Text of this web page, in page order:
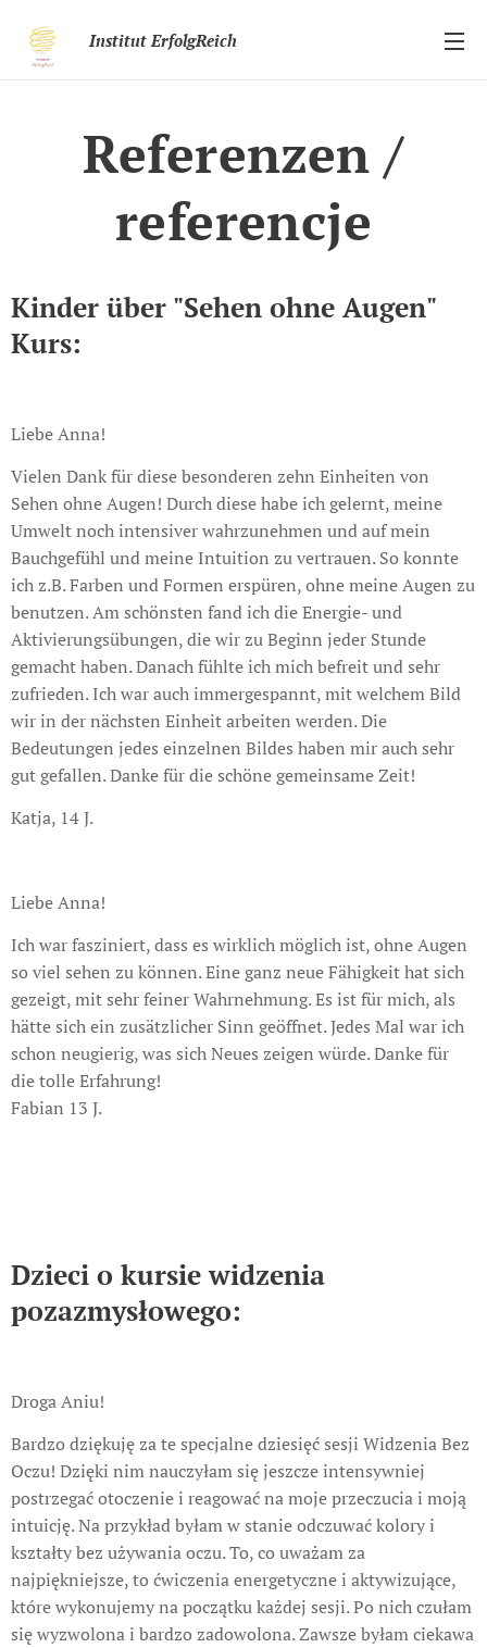
Institut ErfolgReich
Referenzen /
referencje
Kinder über "Sehen ohne Augen"
Kurs:
Liebe Anna!
Vielen Dank für diese besonderen zehn Einheiten von
Sehen ohne Augen! Durch diese habe ich gelernt, meine
Umwelt noch intensiver wahrzunehmen und auf mein
Bauchgefühl und meine Intuition zu vertrauen. So konnte
ich z.B. Farben und Formen erspüren, ohne meine Augen zu
benutzen. Am schönsten fand ich die Energie- und
Aktivierungsübungen, die wir zu Beginn jeder Stunde
gemacht haben. Danach fühlte ich mich befreit und sehr
zufrieden. Ich war auch immergespannt, mit welchem Bild
wir in der nächsten Einheit arbeiten werden. Die
Bedeutungen jedes einzelnen Bildes haben mir auch sehr
gut gefallen. Danke für die schöne gemeinsame Zeit!
Katja, 14 J.
Liebe Anna!
Ich war fasziniert, dass es wirklich möglich ist, ohne Augen
so viel sehen zu können. Eine ganz neue Fähigkeit hat sich
gezeigt, mit sehr feiner Wahrnehmung. Es ist für mich, als
hätte sich ein zusätzlicher Sinn geöffnet. Jedes Mal war ich
schon neugierig, was sich Neues zeigen würde. Danke für
die tolle Erfahrung!
Fabian 13 J.
Dzieci o kursie widzenia
pozazmysłowego:
Droga Aniu!
Bardzo dziękuję za te specjalne dziesięć sesji Widzenia Bez
Oczu! Dzięki nim nauczyłam się jeszcze intensywniej
postrzegać otoczenie i reagować na moje przeczucia i moją
intuicję. Na przykład byłam w stanie odczuwać kolory i
kształty bez używania oczu. To, co uważam za
najpiękniejsze, to ćwiczenia energetyczne i aktywizujące,
które wykonujemy na początku każdej sesji. Po nich czułam
się wyzwolona i bardzo zadowolona. Zawsze byłam ciekawa